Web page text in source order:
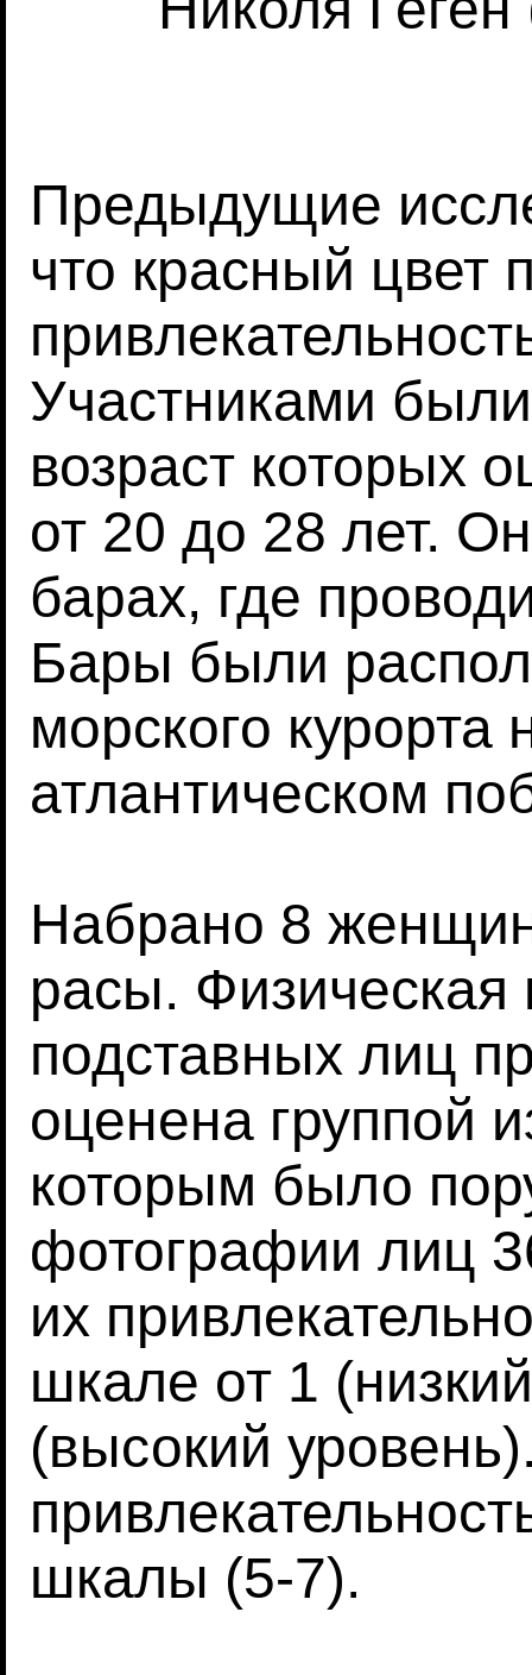
Предыдущие
что красный цвет
Участниками
возраст которых
от 20 до 28 лет.
барах, где
Бары были
морского курорта
атлантическом
Набрано 8
расы. Физическая
подставных лиц
оценена группой
которым было
фотографии лиц
их
шкале от 1
(высокий
шкалы (5-7).